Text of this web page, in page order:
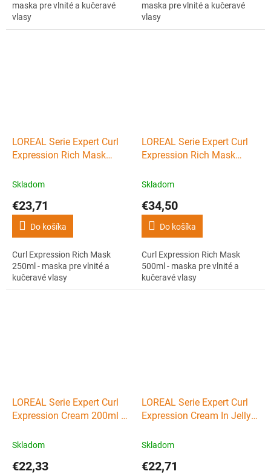
maska pre vlnité a kučeravé
vlasy
maska pre vlnité a kučeravé
vlasy
LOREAL Serie Expert Curl
Expression Rich Mask
kučeravé vlasy
Skladom
€23,71
Do košíka
Curl Expression Rich Mask
250ml - maska pre vlnité a
kučeravé vlasy
LOREAL Serie Expert Curl
Expression Rich Mask
kučeravé vlasy
Skladom
€34,50
Do košíka
Curl Expression Rich Mask
500ml - maska pre vlnité a
kučeravé vlasy
LOREAL Serie Expert Curl
Expression Cream 200ml -
vlasy
Skladom
€22,33
LOREAL Serie Expert Curl
Expression Cream In Jelly
vlnité a kučeravé vlasy
Skladom
€22,71